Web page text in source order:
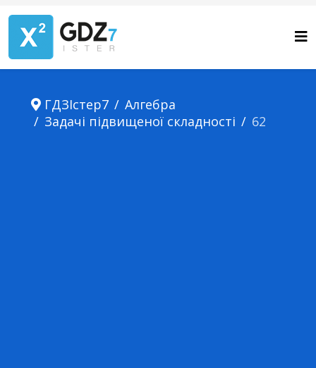
ГДЗІстер7
Алгебра
Задачі підвищеної складності
62